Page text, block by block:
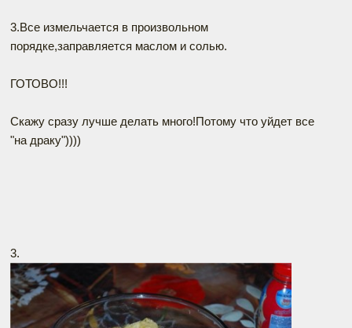
3.Все измельчается в произвольном
порядке,заправляется маслом и солью.
ГОТОВО!!!
Скажу сразу лучше делать много!Потому что уйдет все
"на драку"))))
3.